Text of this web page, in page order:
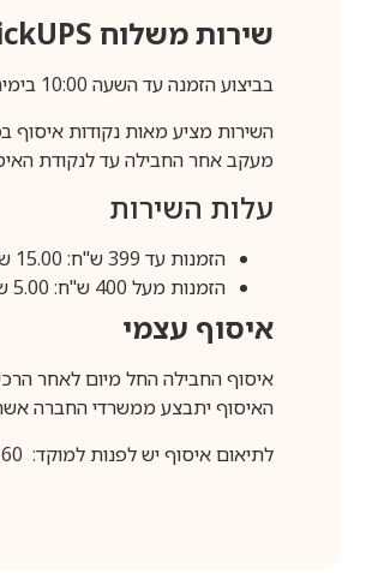
שירות משלוח
בביצוע הזמנה עד השעה 10:00 בימים א-ה. לא כולל שישי-שבת,ערבי חג וחול המועד.
השירות מציע מאות נקודות איסוף
מעקב אחר החבילה עד לנקודת
עלות השירות
הזמנות עד 399 ש"ח: 15.00 ש"ח
הזמנות מעל 400 ש"ח: 5.00 ש"ח
איסוף עצמי
איסוף החבילה החל מיום לאחר הרכישה בשעה 12:00
האיסוף יתבצע ממשרדי החברה אשר
לתיאום איסוף יש לפנות למוקד: 1700-50-70-60